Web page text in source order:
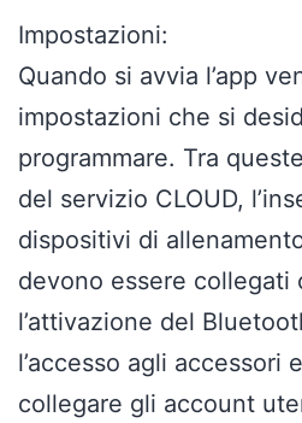
Impostazioni:
Quando si avvia l’app
impostazioni che si
programmare. Tra
del servizio CLOUD,
dispositivi di
devono essere collegati
l’attivazione del
l’accesso agli accessori
collegare gli account